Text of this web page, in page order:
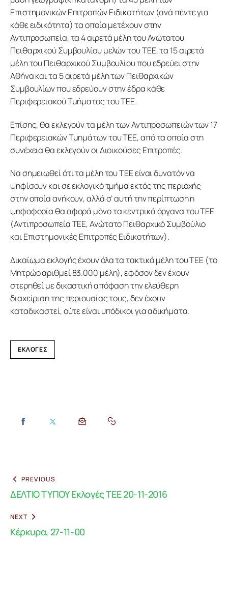
Επιστημονικών Επιτροπών Ειδικοτήτων (ανά πέντε για
κάθε ειδικότητα) τα οποία μετέχουν στην
Αντιπροσωπεία, τα 4 αιρετά μέλη του Ανώτατου
Πειθαρχικού Συμβουλίου μελών του ΤΕΕ, τα 15 αιρετά
μέλη του Πειθαρχικού Συμβουλίου που εδρεύει στην
Αθήνα και τα 5 αιρετά μέλη των Πειθαρχικών
Συμβουλίων που εδρεύουν στην έδρα κάθε
Περιφερειακού Τμήματος του ΤΕΕ.
Επίσης, θα εκλεγούν τα μέλη των Αντιπροσωπειών των 17
Περιφερειακών Τμημάτων του ΤΕΕ, από τα οποία στη
συνέχεια θα εκλεγούν οι Διοικούσες Επιτροπές.
Να σημειωθεί ότι τα μέλη του ΤΕΕ είναι δυνατόν να
ψηφίσουν και σε εκλογικό τμήμα εκτός της περιοχής
στην οποία ανήκουν, αλλά σ’ αυτή την περίπτωση η
ψηφοφορία θα αφορά μόνο τα κεντρικά όργανα του ΤΕΕ
(Αντιπροσωπεία ΤΕΕ, Ανώτατο Πειθαρχικό Συμβούλιο
και Επιστημονικές Επιτροπές Ειδικοτήτων).
Δικαίωμα εκλογής έχουν όλα τα τακτικά μέλη του ΤΕΕ (το
Μητρώο αριθμεί 83.000 μέλη), εφόσον δεν έχουν
στερηθεί με δικαστική απόφαση την ελεύθερη
διαχείριση της περιουσίας τους, δεν έχουν
καταδικαστεί, ούτε είναι υπόδικοι για αδικήματα.
ΕΚΛΟΓΈΣ
PREVIOUS
ΔΕΛΤΙΟ ΤΥΠΟΥ Εκλογές ΤΕΕ 20-11-2016
NEXT
Κέρκυρα, 27-11-00